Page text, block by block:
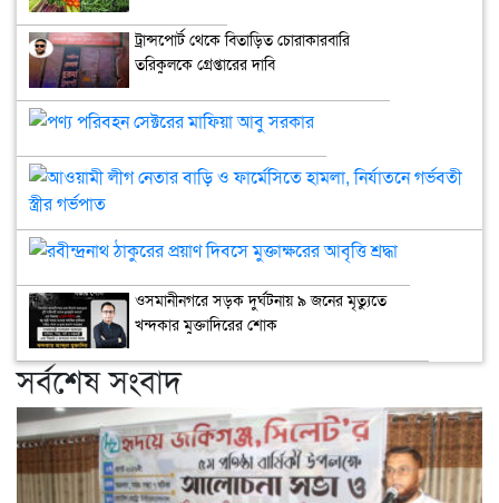
ট্রান্সপোর্ট থেকে বিতাড়িত চোরাকারবারি
তরিকুলকে গ্রেপ্তারের দাবি
সেক্টরের
মাফিয়া
সরকার
প্রয়াণ
আবৃত্তি
ওসমানীনগরে সড়ক দুর্ঘটনায় ৯ জনের মৃত্যুতে
খন্দকার মুক্তাদিরের শোক
সর্বশেষ সংবাদ